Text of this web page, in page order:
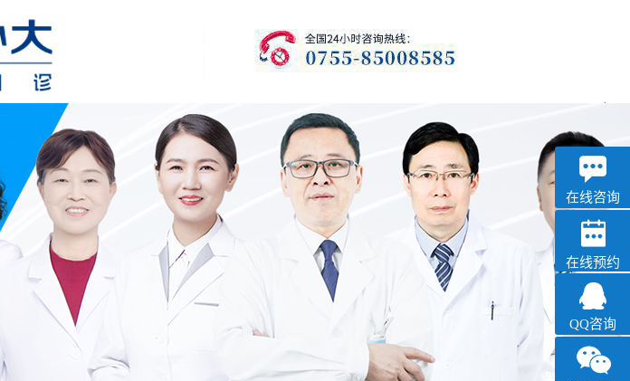
优眠
失眠抑郁专科
在线咨询
在线预约
QQ咨询